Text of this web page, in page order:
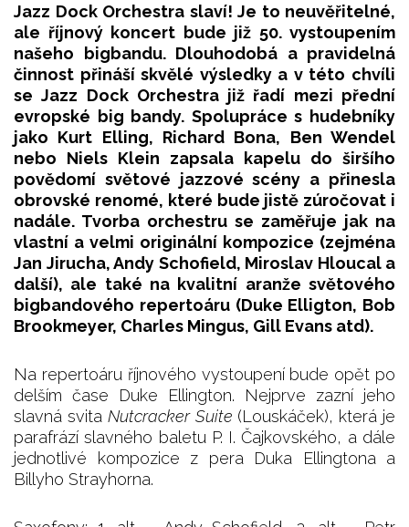
Jazz Dock Orchestra slaví! Je to neuvěřitelné,
ale říjnový koncert bude již 50. vystoupením
našeho bigbandu. Dlouhodobá a pravidelná
činnost přináší skvělé výsledky a v této chvíli
se Jazz Dock Orchestra již řadí mezi přední
evropské big bandy. Spolupráce s hudebníky
jako Kurt Elling, Richard Bona, Ben Wendel
nebo Niels Klein zapsala kapelu do širšího
povědomí světové jazzové scény a přinesla
obrovské renomé, které bude jistě zúročovat i
nadále. Tvorba orchestru se zaměřuje jak na
vlastní a velmi originální kompozice (zejména
Jan Jirucha, Andy Schofield, Miroslav Hloucal a
další), ale také na kvalitní aranže světového
bigbandového repertoáru (Duke Elligton, Bob
Brookmeyer, Charles Mingus, Gill Evans atd).
Na repertoáru říjnového vystoupení bude opět po
delším čase Duke Ellington. Nejprve zazní jeho
slavná svita Nutcracker Suite (Louskáček), která je
parafrází slavného baletu P. I. Čajkovského, a dále
jednotlivé kompozice z pera Duka Ellingtona a
Billyho Strayhorna.